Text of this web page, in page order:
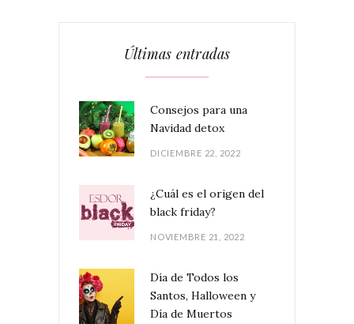
Últimas entradas
Consejos para una
Navidad detox
DICIEMBRE 22, 2022
¿Cuál es el origen del
black friday?
NOVIEMBRE 21, 2022
Día de Todos los
Santos, Halloween y
Día de Muertos